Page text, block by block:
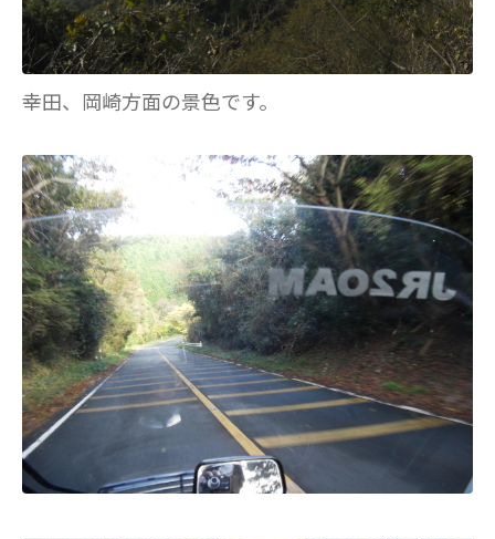
幸田、岡崎方面の景色です。